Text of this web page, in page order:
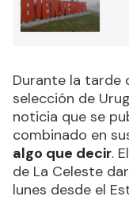
Durante la tarde
selección de
noticia que se
combinado en
algo que decir.
de La Celeste
lunes desde el